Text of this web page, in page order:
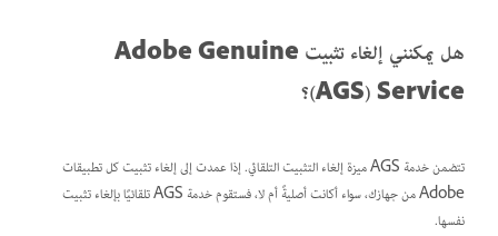
هل يمكنني إلغاء تثبيت Adobe Genuine
Service ‏(AGS)؟
تتضمن خدمة AGS ميزة إلغاء التثبيت التلقائي. إذا عمدت إلى إلغاء تثبيت كل تطبيقات
Adobe من جهازك، سواء أكانت أصليةً أم لا، فستقوم خدمة AGS تلقائيًا بإلغاء تثبيت
نفسها.